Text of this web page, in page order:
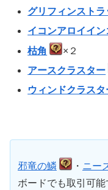
グリフィンストラ
イコンアロイイン
枯角
×２
アースクラスター
ウィンドクラスタ
邪竜の鱗 ・ ニー
ボードでも取引可能